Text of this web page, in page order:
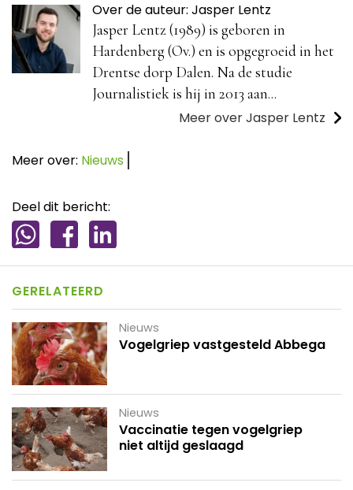
Over de auteur: Jasper Lentz
Jasper Lentz (1989) is geboren in
Hardenberg (Ov.) en is opgegroeid in het
Drentse dorp Dalen. Na de studie
Journalistiek is hij in 2013 aan...
Meer over Jasper Lentz
Meer over: Nieuws
Deel dit bericht:
GERELATEERD
Nieuws
Vogelgriep vastgesteld Abbega
Nieuws
Vaccinatie tegen vogelgriep
niet altijd geslaagd